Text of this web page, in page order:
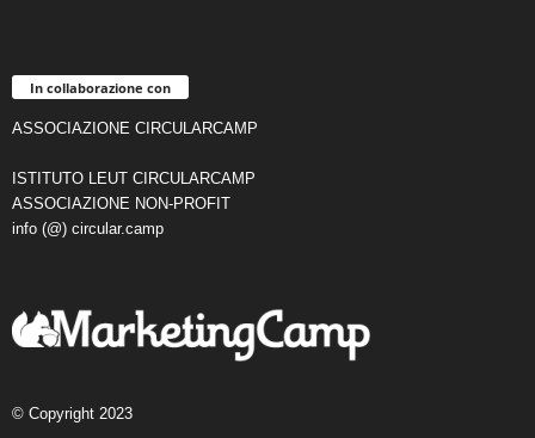
In collaborazione con
ASSOCIAZIONE CIRCULARCAMP
ISTITUTO LEUT CIRCULARCAMP
ASSOCIAZIONE NON-PROFIT
info (@) circular.camp
© Copyright 2023